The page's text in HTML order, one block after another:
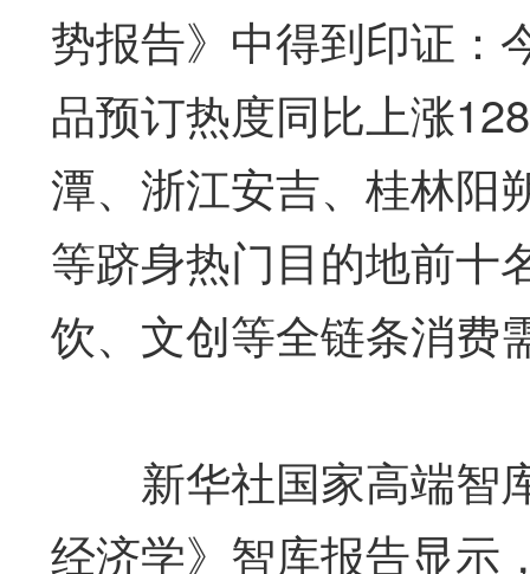
势报告》中得到印证：
品预订热度同比上涨
潭、浙江安吉、桂林阳
等跻身热门目的地前十
饮、文创等全链条消费
新华社国家高端智
经济学》智库报告显示